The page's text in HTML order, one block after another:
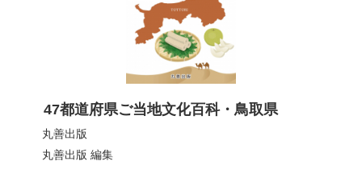
47都道府県ご当地文化百科・鳥取県
丸善出版
丸善出版 編集